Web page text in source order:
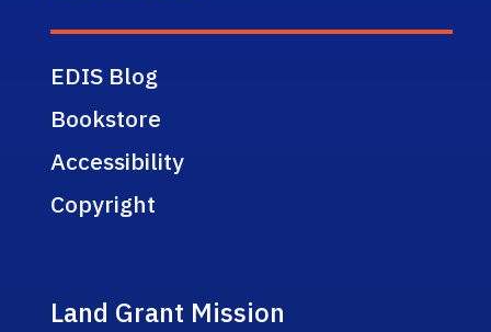
EDIS Blog
Bookstore
Accessibility
Copyright
Land Grant Mission